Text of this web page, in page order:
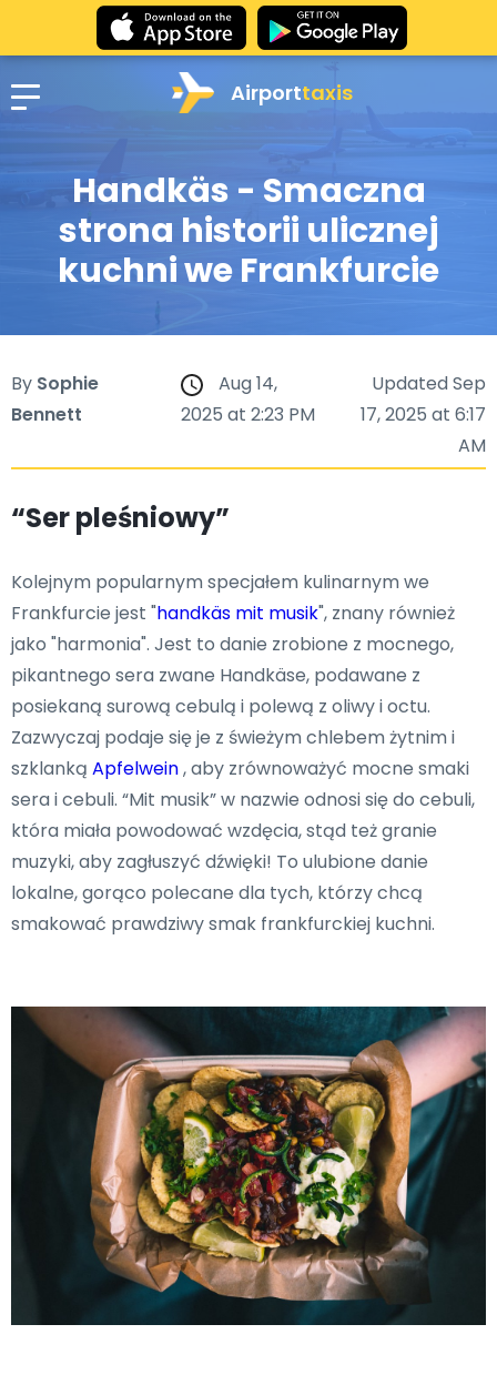
Airporttaxis
Handkäs - Smaczna
strona historii ulicznej
kuchni we Frankfurcie
By Sophie
Bennett
Aug 14,
2025 at 2:23 PM
Updated Sep
17, 2025 at 6:17
AM
“Ser pleśniowy”
Kolejnym popularnym specjałem kulinarnym we
Frankfurcie jest "handkäs mit musik", znany również
jako "harmonia". Jest to danie zrobione z mocnego,
pikantnego sera zwane Handkäse, podawane z
posiekaną surową cebulą i polewą z oliwy i octu.
Zazwyczaj podaje się je z świeżym chlebem żytnim i
szklanką Apfelwein, aby zrównoważyć mocne smaki
sera i cebuli. “Mit musik” w nazwie odnosi się do cebuli,
która miała powodować wzdęcia, stąd też granie
muzyki, aby zagłuszyć dźwięki! To ulubione danie
lokalne, gorąco polecane dla tych, którzy chcą
smakować prawdziwy smak frankfurckiej kuchni.